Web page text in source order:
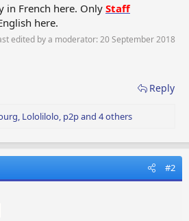
in French here. Only Staff
here.
edited by a moderator:20 September 2018
Reply
, Lololilolo, p2pand 4 others
#2